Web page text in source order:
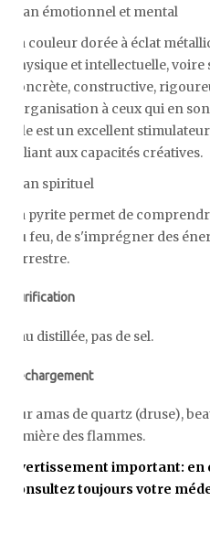
Plan émotionnel et mental
Sa couleur dorée à éclat
physique et intellectuelle,
concrète, constructive,
l'organisation à ceux qui en
Elle est un excellent
reliant aux capacités créatives.
Plan spirituel
La pyrite permet de
du feu, de s'imprégner des
terrestre.
Purification
Eau distillée, pas de sel.
Rechargement
Sur amas de quartz (druse),
lumière des flammes.
Avertissement important: en
consultez toujours votre